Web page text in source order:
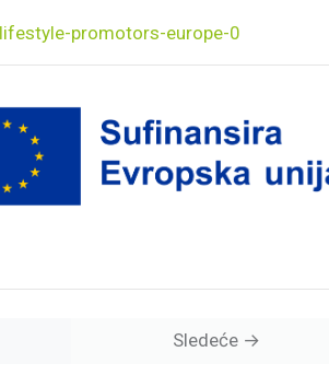
promotors-europe-0
Sledeće →